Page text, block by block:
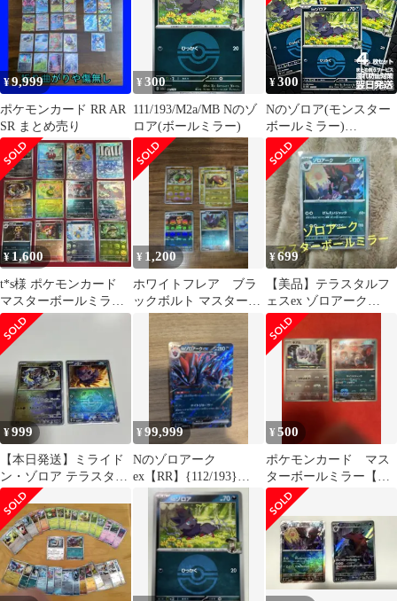
¥9,999
ポケモンカード RR AR
SR まとめ売り
¥300
111/193/M2a/MB Nのゾ
ロア(ボールミラー)
¥300
Nのゾロア(モンスター
ボールミラー)
111193 4枚セット
「M2a」「MEGAドリ
ームex」
¥1,600
t*s様 ポケモンカード
マスターボールミラー
12枚 スボミー、ゾロ
アーク等
¥ 1,200
ホワイトフレア ブラ
ックボルト マスターボ
ール まとめ売り ミ
¥699
【美品】テラスタルフ
ェスex ゾロアーク
097/187 マスターボール
ミラー
¥999
【本日発送】ミライド
ン・ゾロア テラスタル
フェス マスターボール
ミラー
¥99,999
Nのゾロアーク
ex【RR】{112/193}
[M2a]
¥500
ポケモンカード マス
ターボールミラー【ギ
アル・ゾロアーク】2点
まとめ売り